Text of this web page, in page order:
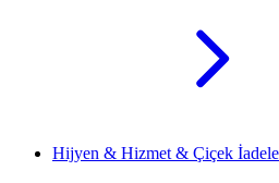
Hijyen & Hizmet & Çiçek